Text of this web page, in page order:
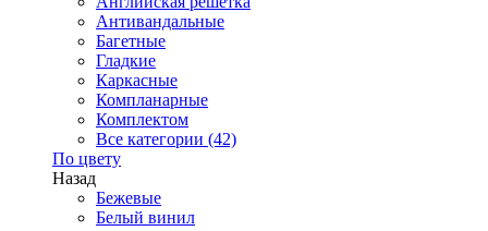
Антивандальные
Багетные
Гладкие
Каркасные
Компланарные
Комплектом
Все категории (42)
По цвету
Назад
Бежевые
Белый винил